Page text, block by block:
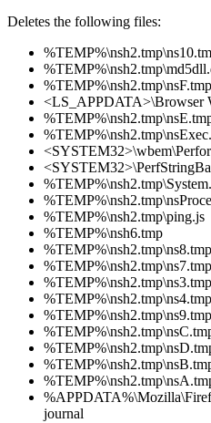
Deletes the following files:
%TEMP%\nsh2.tmp\nsF.tmp
<LS_APPDATA>\Browser
%TEMP%\nsh2.tmp\ping.js
%TEMP%\nsh6.tmp
%TEMP%\nsh2.tmp\ns8.tmp
%TEMP%\nsh2.tmp\ns7.tmp
%TEMP%\nsh2.tmp\ns3.tmp
%TEMP%\nsh2.tmp\ns4.tmp
%TEMP%\nsh2.tmp\ns9.tmp
journal